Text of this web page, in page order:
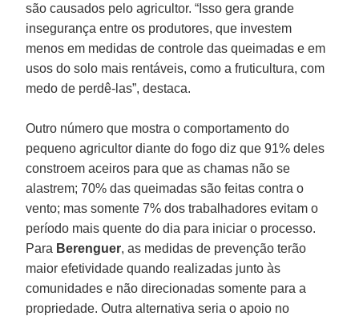
são causados pelo agricultor. “Isso gera grande
insegurança entre os produtores, que investem
menos em medidas de controle das queimadas e em
usos do solo mais rentáveis, como a fruticultura, com
medo de perdê-las”, destaca.
Outro número que mostra o comportamento do
pequeno agricultor diante do fogo diz que 91% deles
constroem aceiros para que as chamas não se
alastrem; 70% das queimadas são feitas contra o
vento; mas somente 7% dos trabalhadores evitam o
período mais quente do dia para iniciar o processo.
Para Berenguer, as medidas de prevenção terão
maior efetividade quando realizadas junto às
comunidades e não direcionadas somente para a
propriedade. Outra alternativa seria o apoio no